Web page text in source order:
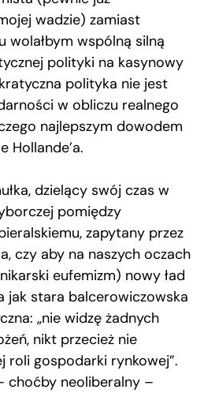
wadzie) zamiast
wspólną silną
polityki na kasynowy
polityka nie jest
w obliczu realnego
najlepszym dowodem
Hollande’a.
dzielący swój czas w
pomiędzy
zapytany przez
czy aby na naszych oczach
eufemizm) nowy ład
jak stara balcerowiczowska
„nie widzę żadnych
nikt przecież nie
roli gospodarki rynkowej”.
choćby neoliberalny –